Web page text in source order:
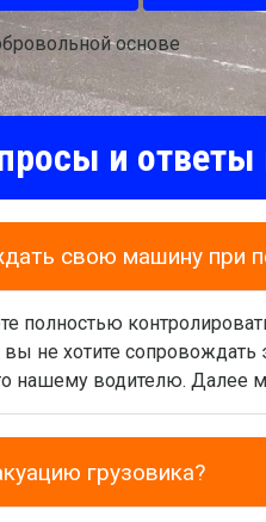
основе
и
свою машину при
полностью
вы не хотите
нашему водителю. Далее
грузовика?